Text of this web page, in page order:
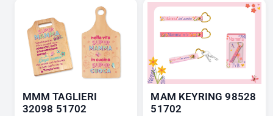
MMM TAGLIERI
32098 51702
MAM KEYRING 98528
51702